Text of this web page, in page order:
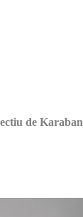
de Karaban